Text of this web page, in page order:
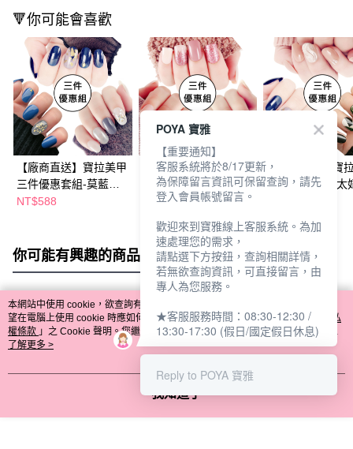
🔻你可能會喜歡
【廠商直送】寶拉美甲
三件優惠套組-莫藍迪
金+午夜藍塔+那不勒斯
NT$588
【廠商直送】寶拉美甲
三件優惠套組-法式浪
漫+法式雪花+奶油慕斯
NT$588
【廠商直送】寶
三件優惠套組-太
你可能有興趣的商品 全站排行
熱門標籤
本網站中使用 cookie，欲查詢有關本網站使用 cookie 方式之詳情，及若您不希
望在電腦上使用 cookie 時應如何變更電腦的 cookie 設定，請參閱本網站「
隱私
權條款 」之 Cookie 聲明。您繼續使用本網站即表示您同意本公司得按本網站使
用條款之 Cookie 聲明使用 cookie。
了解更多 >
我知道了
POYA 寶雅
【重要通知】
客服系統將於8/17更新，
為保障留言資訊可保留查詢，請先
登入會員帳號留言。
歡迎來到寶雅線上客服系統。為加
速處理您的需求，
請點選下方按鈕，查詢相關詳情，
若無欲查詢資訊，可直接留言，由
專人為您服務。
★客服服務時間：08:30-12:30 /
13:30-17:30 (假日/國定假日休息)
Reply to POYA 寶雅